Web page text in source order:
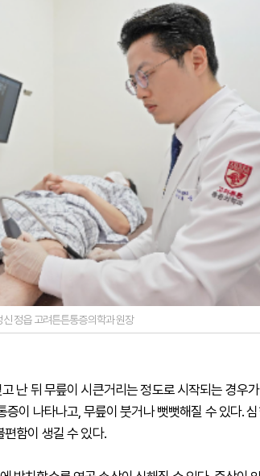
신 정읍 고려튼튼통증의학과 원장
난 뒤 무릎이 시큰거리는 정도로 시작되는 경우
이 나타나고, 무릎이 붓거나 뻣뻣해질 수 있다. 심
함이 생길 수 있다.